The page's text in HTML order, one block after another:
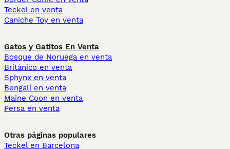
Teckel en venta
Caniche Toy en venta
Gatos y Gatitos En Venta
Bosque de Noruega en venta
Británico en venta
Sphynx en venta
Bengalí en venta
Maine Coon en venta
Persa en venta
Otras páginas populares
Teckel en Barcelona